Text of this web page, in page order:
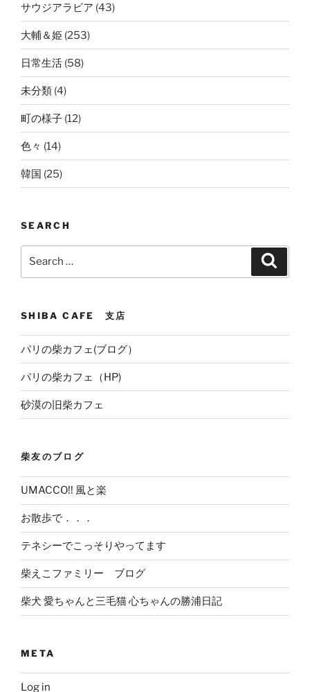
サウジアラビア (43)
大輔＆姫 (253)
日常生活 (58)
未分類 (4)
町の様子 (12)
色々 (14)
韓国 (25)
SEARCH
SHIBA CAFE 支店
パリの柴カフェ(ブログ）
パリの柴カフェ（HP)
砂漠の旧柴カフェ
柴友のブログ
UMACCO!! 風と楽
お散歩で．．．
テネシーでこっそりやってます
柴えこファミリー ブログ
柴犬 愛ちゃんと三毛猫 心ちゃんの勝浦日記
META
Log in